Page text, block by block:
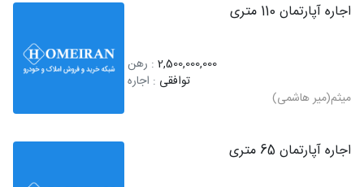
اجاره آپارتمان 110 متری
2,500,000,000 : رهن
توافقی : اجاره
میثم(میر هاشمی)
اجاره آپارتمان 65 متری